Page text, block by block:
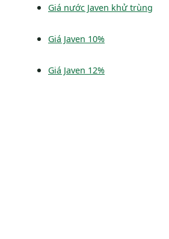
Giá nước Javen khử trùng
Giá Javen 10%
Giá Javen 12%